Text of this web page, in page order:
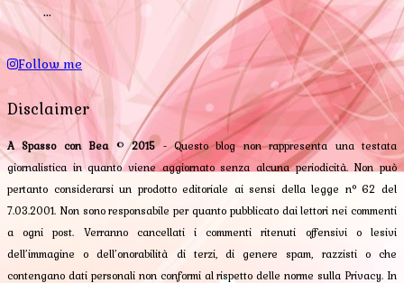
...
Follow me
Disclaimer
A Spasso con Bea©2015- Questo blog non rappresenta una testata
giornalistica in quanto viene aggiornato senza alcuna periodicità. Non può
pertanto considerarsi un prodotto editoriale ai sensi della legge n° 62 del
7.03.2001. Non sono responsabile per quanto pubblicato dai lettori nei commenti
a ogni post. Verranno cancellati i commenti ritenuti offensivi o lesivi
dell’immagine o dell’onorabilità di terzi, di genere spam, razzisti o che
contengano dati personali non conformi al rispetto delle norme sulla Privacy. In